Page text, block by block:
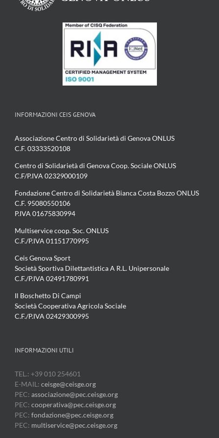
INFORMAZIONI CEIS GENOVA
Associazione Centro di Solidarietà di Genova ONLUS
C.F. 03333520108
Centro di Solidarietà di Genova Coop. Sociale ONLUS
C.F/P.IVA 02329000109
Fondazione Centro di Solidarietà Bianca Costa Bozzo ONLUS
C.F. 95080550106
P.IVA 01675830994
Multiservice coop. Soc. ONLUS
C.F./P.IVA 01151770995
Ceis Genova Sport
Società Sportiva Dilettantistica A R.L. Unipersonale
C.F./P.IVA 02491780991
Il Boschetto Di Campi
Società Cooperativa Agricola Sociale
C.F./P.IVA 02429300995
INFORMAZIONI UTILI
TEL.: +39 010 254601
E-MAIL: ceisge@ceisge.org
PEC: associazione@pec.ceisge.org
PEC: cooperativa@pec.ceisge.org
PEC: fondazione@pec.ceisge.org
PEC: multiservice@pec.ceisge.org